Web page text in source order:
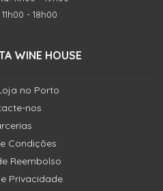
- 18h00
WINE HOUSE
no Porto
nos
Condições
Reembolso
Privacidade